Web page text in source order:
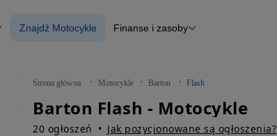
Znajdź Motocykle Finanse i zasoby
Strona główna Motocykle Barton Flash
Barton Flash - Motocykle
20 ogłoszeń Jak pozycjonowane są ogłoszenia?